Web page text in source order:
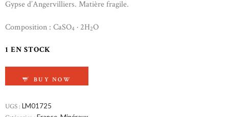
Gypse d’Angervilliers. Matière fragile.
Composition : CaSO4 · 2H2O
1 EN STOCK
BUY NOW
UGS : LM01725